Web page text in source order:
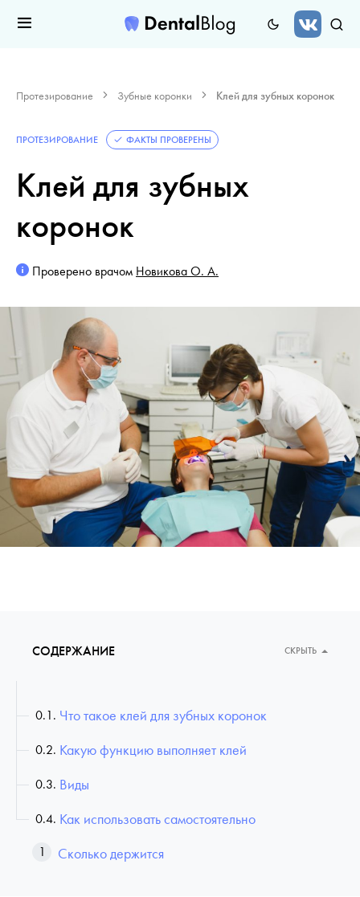
Протезирование Зубные коронки Клей для зубных коронок
ПРОТЕЗИРОВАНИЕ ФАКТЫ ПРОВЕРЕНЫ
Клей для зубных
коронок
Проверено врачом Новикова О. А.
СОДЕРЖАНИЕ СКРЫТЬ
Что такое клей для зубных коронок
Какую функцию выполняет клей
Виды
Как использовать самостоятельно
Сколько держится